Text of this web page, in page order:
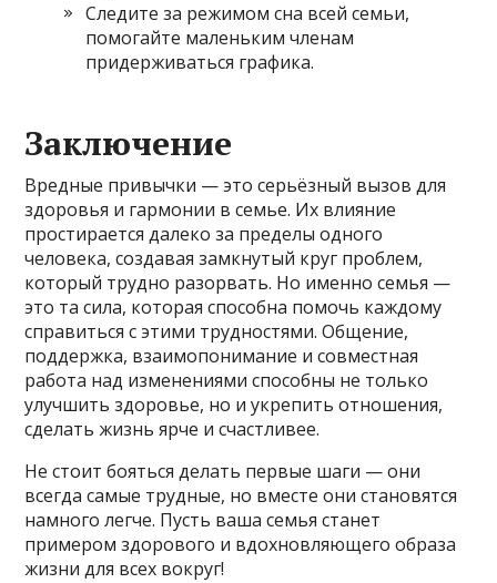
Следите за режимом сна всей семьи,
помогайте маленьким членам
придерживаться графика.
Заключение
Вредные привычки — это серьёзный вызов для
здоровья и гармонии в семье. Их влияние
простирается далеко за пределы одного
человека, создавая замкнутый круг проблем,
который трудно разорвать. Но именно семья —
это та сила, которая способна помочь каждому
справиться с этими трудностями. Общение,
поддержка, взаимопонимание и совместная
работа над изменениями способны не только
улучшить здоровье, но и укрепить отношения,
сделать жизнь ярче и счастливее.
Не стоит бояться делать первые шаги — они
всегда самые трудные, но вместе они становятся
намного легче. Пусть ваша семья станет
примером здорового и вдохновляющего образа
жизни для всех вокруг!